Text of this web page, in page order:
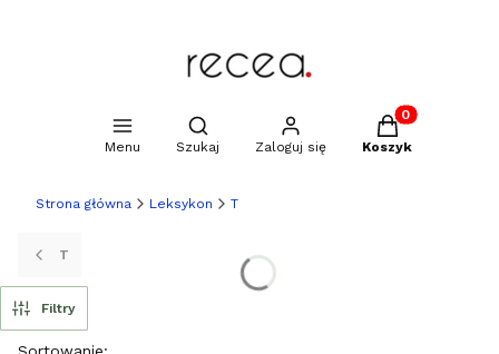
Menu
Otwórz wyszukiwarkę
Szukaj Zaloguj się
Produkty w
Koszyk
Strona główna Leksykon T
T
Filtry